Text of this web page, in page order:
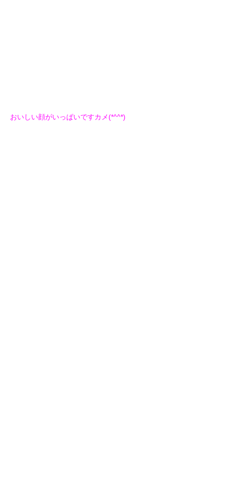
おいしい顔がいっぱいですカメ(*^^*)